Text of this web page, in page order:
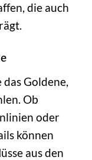
die auch
Goldene,
Ob
oder
können
aus den